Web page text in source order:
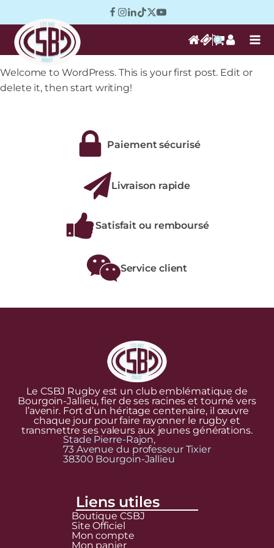
0
Welcome to WordPress. This is your first post. Edit or
delete it, then start writing!
Paiement sécurisé
Livraison rapide
Satisfait ou remboursé
Service client
Le CSBJ Rugby est un club emblématique de
Bourgoin-Jallieu, fier de ses racines et tourné vers
l’avenir. Fort d’un héritage centenaire, il œuvre
chaque jour pour faire rayonner le rugby et
transmettre ses valeurs aux jeunes générations.
Stade Pierre-Rajon,
73 Avenue du professeur Tixier
38300 Bourgoin-Jallieu
Liens utiles
Boutique CSBJ
Site Officiel
Mon compte
Mon panier